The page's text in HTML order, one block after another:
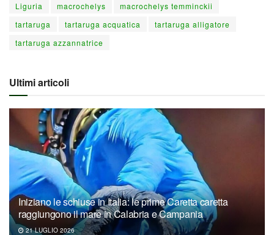
Liguria
macrochelys
macrochelys temminckii
tartaruga
tartaruga acquatica
tartaruga alligatore
tartaruga azzannatrice
Ultimi articoli
Iniziano le schiuse in Italia: le prime Caretta caretta
raggiungono il mare in Calabria e Campania
21 LUGLIO 2026